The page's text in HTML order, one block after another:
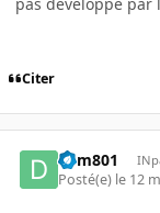
pas développé par
Citer
dym801
Posté(e) le 12